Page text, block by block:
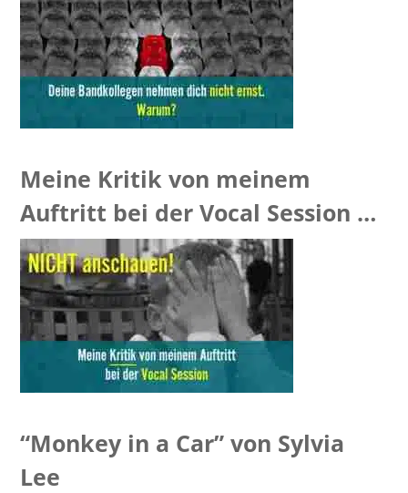
Meine Kritik von meinem
Auftritt bei der Vocal Session –
[VIDEO]
“Monkey in a Car” von Sylvia
Lee